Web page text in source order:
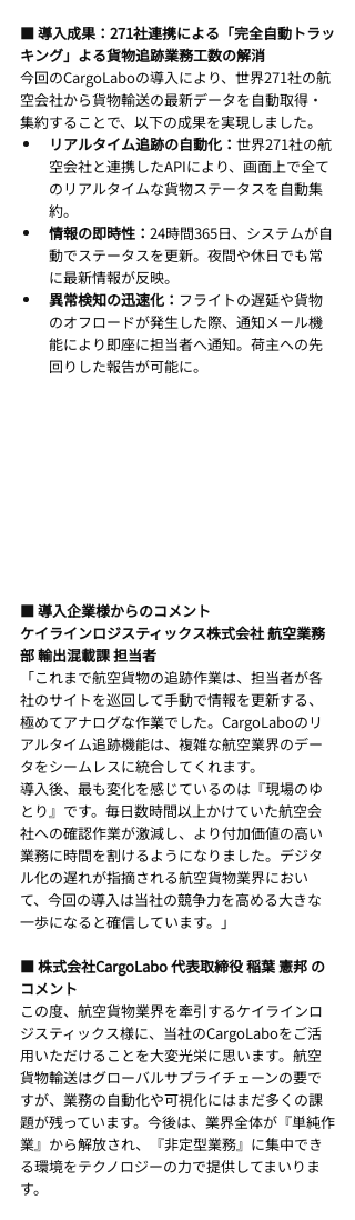
■ 導入成果：271社連携による「完全自動トラッ
キング」よる貨物追跡業務工数の解消
今回のCargoLaboの導入により、世界271社の航
空会社から貨物輸送の最新データを自動取得・
集約することで、以下の成果を実現しました。
リアルタイム追跡の自動化： 世界271社の航
空会社と連携したAPIにより、画面上で全て
のリアルタイムな貨物ステータスを自動集
約。
情報の即時性： 24時間365日、システムが自
動でステータスを更新。夜間や休日でも常
に最新情報が反映。
異常検知の迅速化： フライトの遅延や貨物
のオフロードが発生した際、通知メール機
能により即座に担当者へ通知。荷主への先
回りした報告が可能に。
■ 導入企業様からのコメント
ケイラインロジスティックス株式会社 航空業務
部 輸出混載課 担当者
「これまで航空貨物の追跡作業は、担当者が各
社のサイトを巡回して手動で情報を更新する、
極めてアナログな作業でした。CargoLaboのリ
アルタイム追跡機能は、複雑な航空業界のデー
タをシームレスに統合してくれます。
導入後、最も変化を感じているのは『現場のゆ
とり』です。毎日数時間以上かけていた航空会
社への確認作業が激減し、より付加価値の高い
業務に時間を割けるようになりました。デジタ
ル化の遅れが指摘される航空貨物業界におい
て、今回の導入は当社の競争力を高める大きな
一歩になると確信しています。」
■ 株式会社CargoLabo 代表取締役 稲葉 憲邦 の
コメント
この度、航空貨物業界を牽引するケイラインロ
ジスティックス様に、当社のCargoLaboをご活
用いただけることを大変光栄に思います。航空
貨物輸送はグローバルサプライチェーンの要で
すが、業務の自動化や可視化にはまだ多くの課
題が残っています。今後は、業界全体が『単純作
業』から解放され、『非定型業務』に集中でき
る環境をテクノロジーの力で提供してまいりま
す。